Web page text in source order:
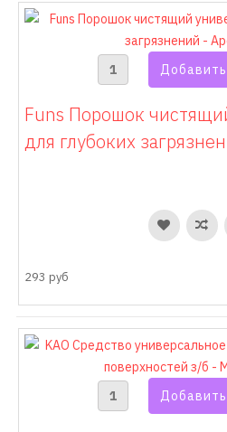
Funs Порошок
для глубоких
293 руб